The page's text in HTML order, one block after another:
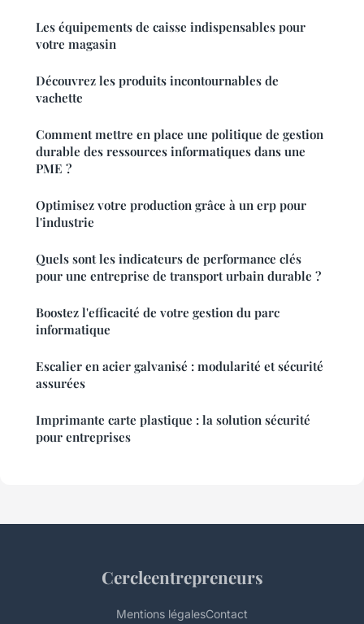
Les équipements de caisse indispensables pour
votre magasin
Découvrez les produits incontournables de
vachette
Comment mettre en place une politique de gestion
durable des ressources informatiques dans une
PME ?
Optimisez votre production grâce à un erp pour
l'industrie
Quels sont les indicateurs de performance clés
pour une entreprise de transport urbain durable ?
Boostez l'efficacité de votre gestion du parc
informatique
Escalier en acier galvanisé : modularité et sécurité
assurées
Imprimante carte plastique : la solution sécurité
pour entreprises
Cercleentrepreneurs
Mentions légalesContact